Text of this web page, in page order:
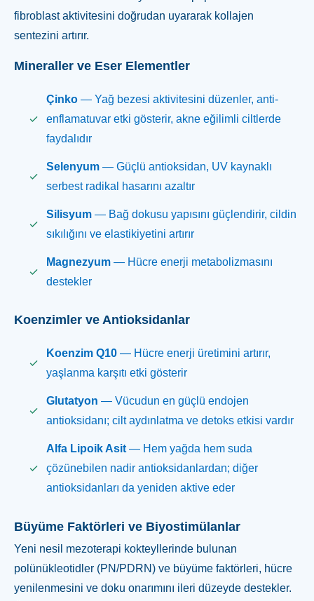
fibroblast aktivitesini doğrudan uyararak kollajen
sentezini artırır.
Mineraller ve Eser Elementler
Çinko— Yağ bezesi aktivitesini düzenler, anti-
enflamatuvar etki gösterir, akne eğilimli ciltlerde
faydalıdır
Selenyum— Güçlü antioksidan, UV kaynaklı
serbest radikal hasarını azaltır
Silisyum— Bağ dokusu yapısını güçlendirir, cildin
sıkılığını ve elastikiyetini artırır
Magnezyum— Hücre enerji metabolizmasını
destekler
Koenzimler ve Antioksidanlar
Koenzim Q10— Hücre enerji üretimini artırır,
yaşlanma karşıtı etki gösterir
Glutatyon — Vücudun en güçlü endojen
antioksidanı; cilt aydınlatma ve detoks etkisi vardır
Alfa Lipoik Asit— Hem yağda hem suda
çözünebilen nadir antioksidanlardan; diğer
antioksidanları da yeniden aktive eder
Büyüme Faktörleri ve Biyostimülanlar
Yeni nesil mezoterapi kokteyllerinde bulunan
polünükleotidler (PN/PDRN) ve büyüme faktörleri, hücre
yenilenmesini ve doku onarımını ileri düzeyde destekler.